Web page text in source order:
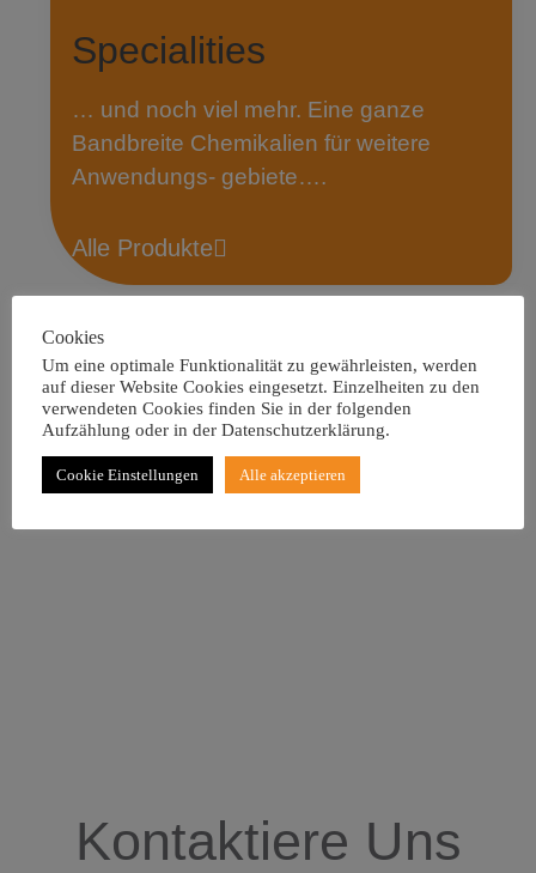
Specialities
… und noch viel mehr. Eine ganze
Bandbreite Chemikalien für weitere
Anwendungs- gebiete….
Alle Produkte
Weitere Informationen
Alle Produkte
Kontaktiere Uns
Cookies
Um eine optimale Funktionalität zu gewährleisten, werden
auf dieser Website Cookies eingesetzt. Einzelheiten zu den
verwendeten Cookies finden Sie in der folgenden
Aufzählung oder in der Datenschutzerklärung.
Cookie Einstellungen Alle akzeptieren